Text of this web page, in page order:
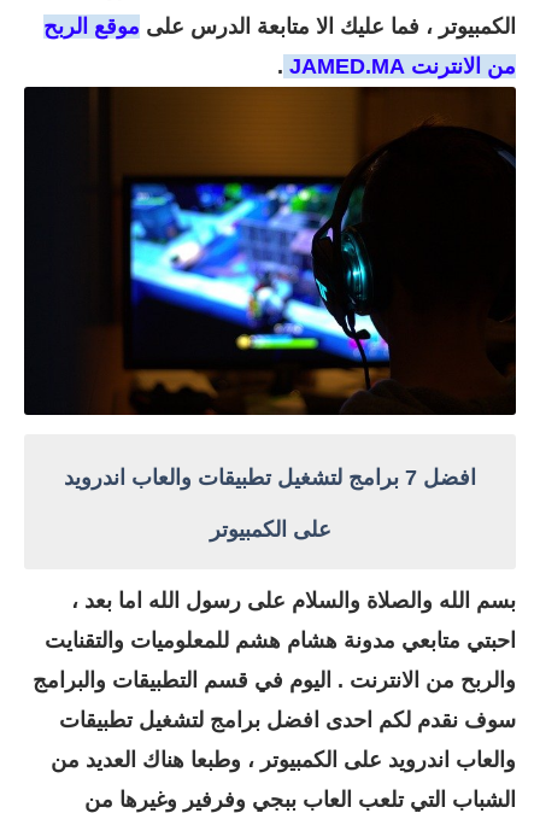
الكمبيوتر ، فما عليك الا متابعة الدرس على موقع الربح
من الانترنت JAMED.MA
.
افضل 7 برامج لتشغيل تطبيقات والعاب اندرويد
على الكمبيوتر
بسم الله والصلاة والسلام على رسول الله اما بعد ،
احبتي متابعي مدونة هشام هشم للمعلوميات والتقنايت
والربح من الانترنت . اليوم في قسم التطبيقات والبرامج
سوف نقدم لكم احدى افضل برامج لتشغيل تطبيقات
والعاب اندرويد على الكمبيوتر ، وطبعا هناك العديد من
الشباب التي تلعب العاب ببجي وفرفير وغيرها من